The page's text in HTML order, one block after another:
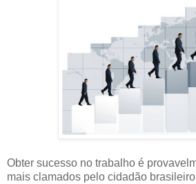
Obter sucesso no trabalho é
mais clamados pelo cidadão